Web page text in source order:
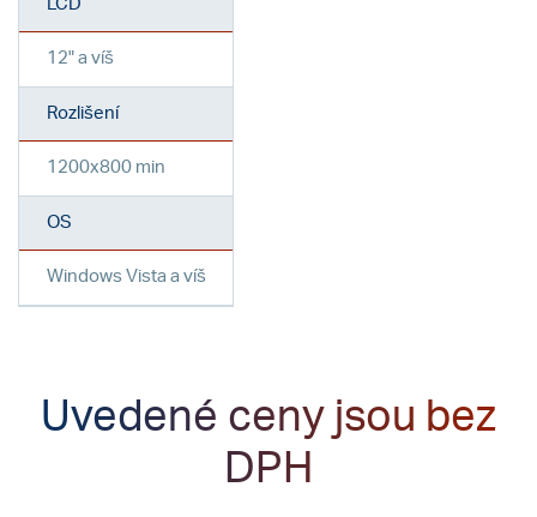
LCD
12" a víš
Rozlišení
1200x800 min
OS
Windows Vista a víš
Uvedené ceny jsou bez
DPH